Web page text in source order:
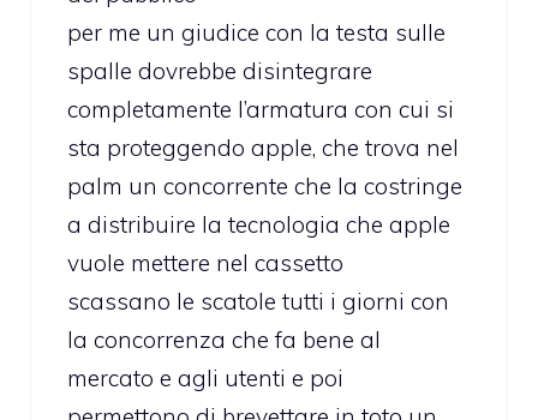
per me un giudice con la testa sulle
spalle dovrebbe disintegrare
completamente l’armatura con cui si
sta proteggendo apple, che trova nel
palm un concorrente che la costringe
a distribuire la tecnologia che apple
vuole mettere nel cassetto
scassano le scatole tutti i giorni con
la concorrenza che fa bene al
mercato e agli utenti e poi